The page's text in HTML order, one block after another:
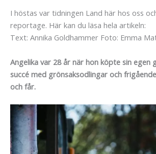
I höstas var tidningen Land här hos oss
reportage. Här kan du läsa hela artikeln:
Text: Annika Goldhammer Foto: Emma
Angelika var 28 år när hon köpte sin egen
succé med grönsaksodlingar och
och får.